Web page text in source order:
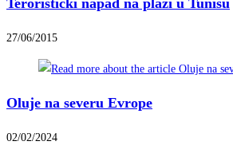
Teroristički napad na plaži u Tunisu
27/06/2015
Oluje na severu Evrope
02/02/2024